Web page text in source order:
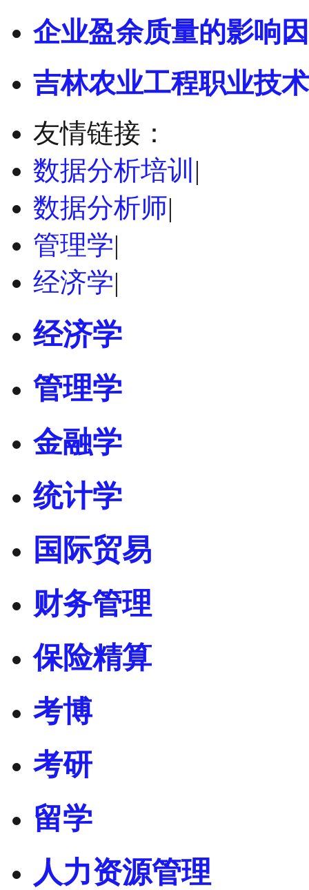
企业盈余质量的影响
吉林农业工程职业技
友情链接：
数据分析培训 |
数据分析师|
管理学|
经济学|
经济学
管理学
金融学
统计学
国际贸易
财务管理
保险精算
考博
考研
留学
人力资源管理